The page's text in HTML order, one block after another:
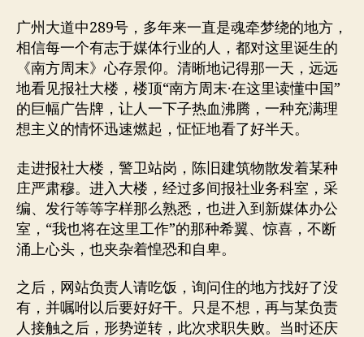
广州大道中289号，多年来一直是魂牵梦绕的地方，
相信每一个有志于媒体行业的人，都对这里诞生的
《南方周末》心存景仰。清晰地记得那一天，远远
地看见报社大楼，楼顶“南方周末·在这里读懂中国”
的巨幅广告牌，让人一下子热血沸腾，一种充满理
想主义的情怀迅速燃起，怔怔地看了好半天。
走进报社大楼，警卫站岗，陈旧建筑物散发着某种
庄严肃穆。进入大楼，经过多间报社业务科室，采
编、发行等等字样那么熟悉，也进入到新媒体办公
室，“我也将在这里工作”的那种希翼、惊喜，不断
涌上心头，也夹杂着惶恐和自卑。
之后，网站负责人请吃饭，询问住的地方找好了没
有，并嘱咐以后要好好干。只是不想，再与某负责
人接触之后，形势逆转，此次求职失败。当时还庆